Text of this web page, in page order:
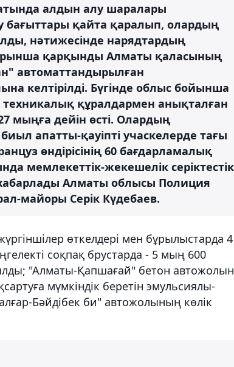
алдын алу шаралары
бағыттары қайта қаралып, олардың
нәтижесінде нарядтардың
қарқынды Алматы қаласының
автоматтандырылған
келтірілді. Бүгінде облыс бойынша
құралдармен анықталған
мыңға дейін өсті. Олардың
апатты-қауіпті учаскелерде тағы
өндірісінің 60 бағдарламалық
мемлекеттік-жекешелік серіктестік
Алматы облысы Полиция
майоры Серік Күдебаев.
өткелдері мен бұрылыстарда 4
соқпақ брустарда - 5 мың 600
"Алматы-Қапшағай" бетон
мүмкіндік беретін эмульсиялы-
Бәйдібек би" автожолының көлік